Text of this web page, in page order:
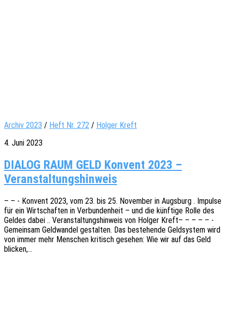
Archiv 2023 / Heft Nr. 272 / Holger Kreft
4. Juni 2023
DIALOG RAUM GELD Konvent 2023 –
Veranstaltungshinweis
– – - Konvent 2023, vom 23. bis 25. Novem­ber in Augs­burg . Impul­se
für ein Wirt­schaf­ten in Verbun­den­heit – und die künf­ti­ge Rolle des
Geldes dabei .. Veran­stal­tungs­hin­weis von Holger Kreft– – – – – -
Gemein­sam Geld­wan­del gestal­ten. Das bestehen­de Geld­sys­tem wird
von immer mehr Menschen kritisch gese­hen: Wie wir auf das Geld
blicken,…